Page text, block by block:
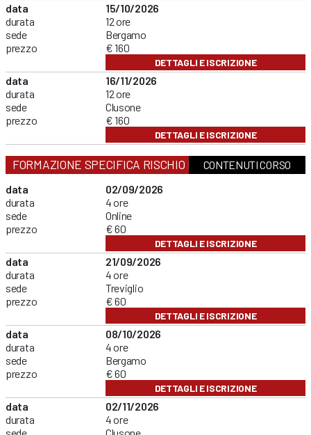
data
durata
sede
prezzo
15/10/2026
12 ore
Bergamo
€ 160
DETTAGLI E ISCRIZIONE
data
durata
sede
prezzo
16/11/2026
12 ore
Clusone
€ 160
DETTAGLI E ISCRIZIONE
FORMAZIONE SPECIFICA RISCHIO BASSOCONTENUTI CORSO
data
durata
sede
prezzo
02/09/2026
4 ore
Online
€ 60
DETTAGLI E ISCRIZIONE
data
durata
sede
prezzo
21/09/2026
4 ore
Treviglio
€ 60
DETTAGLI E ISCRIZIONE
data
durata
sede
prezzo
08/10/2026
4 ore
Bergamo
€ 60
DETTAGLI E ISCRIZIONE
data
durata
sede
02/11/2026
4 ore
Clusone